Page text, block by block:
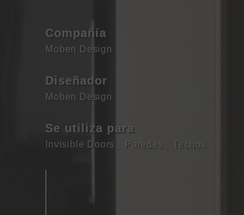
Compañía
Moben Design
Diseñador
Moben Design
Se utiliza para
Invisible Doors Paredes Techos